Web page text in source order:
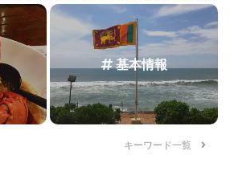
基本情報
キーワード一覧